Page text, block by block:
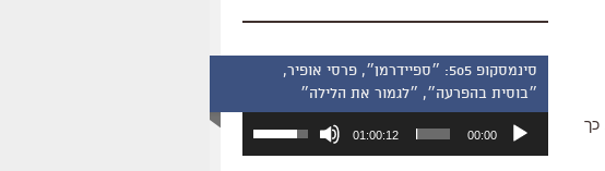
כך
סינמסקופ 505: ״ספיידרמן״, פרסי אופיר,
״בוסית בהפרעה״, ״לגמור את הלילה״
אודיו
00:00
01:00:12
השתמש